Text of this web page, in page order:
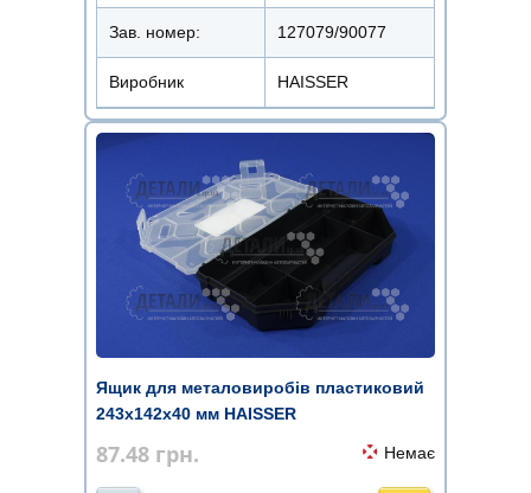
Зав. номер: 127079/90077
Виробник HAISSER
Ящик для металовиробів пластиковий
243х142х40 мм HAISSER
87.48 грн. Немає